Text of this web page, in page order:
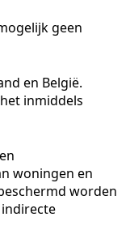
geen
en België.
inmiddels
woningen en
worden